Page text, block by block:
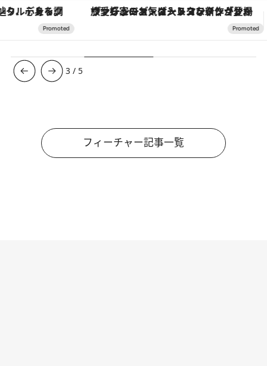
ヴァシュロン・コンスタンタン「オーヴァーシーズ・オートマティック」。旅愛好家のお気に入りコレクションから、ジェンダーレスな新作が登場 【銀座で出合う最旬美容】美髪ケアや上質
3 / 5
フィーチャー記事一覧